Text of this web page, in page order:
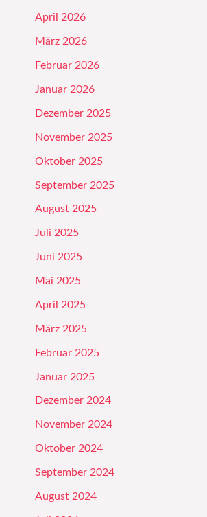
April 2026
März 2026
Februar 2026
Januar 2026
Dezember 2025
November 2025
Oktober 2025
September 2025
August 2025
Juli 2025
Juni 2025
Mai 2025
April 2025
März 2025
Februar 2025
Januar 2025
Dezember 2024
November 2024
Oktober 2024
September 2024
August 2024